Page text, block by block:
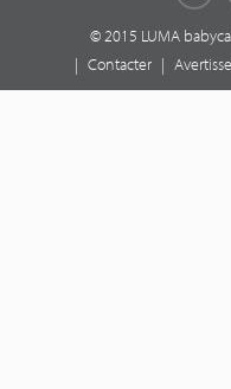
© 2015 LUMA
| Contacter |